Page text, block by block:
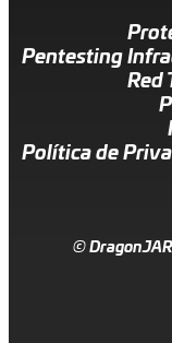
Pentesting
Red
Política de
©